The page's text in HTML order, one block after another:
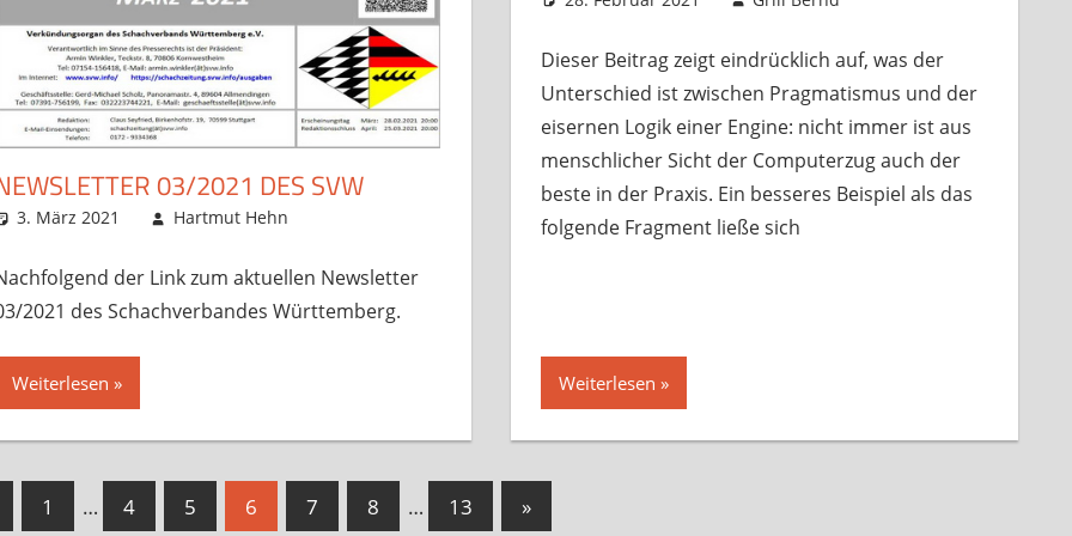
03/2021 DES SVW
3. März 2021 Hartmut Hehn Startseite
der Link zum aktuellen Newsletter
2021 des Schachverbandes Württemberg.
Weiterlesen
Trainingsmaterial
Dieser Beitrag zeigt eindrücklich auf, was der
Unterschied ist zwischen Pragmatismus und der
eisernen Logik einer Engine: nicht immer ist aus
menschlicher Sicht der Computerzug auch der
beste in der Praxis. Ein besseres Beispiel als das
folgende Fragment ließe sich
Weiterlesen
1 … 4 5 6 7 8 … 13
Nächste
»